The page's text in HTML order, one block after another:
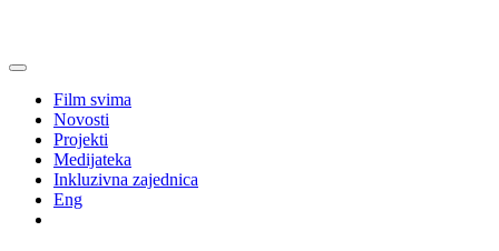
Film svima
Novosti
Projekti
Medijateka
Inkluzivna zajednica
Eng